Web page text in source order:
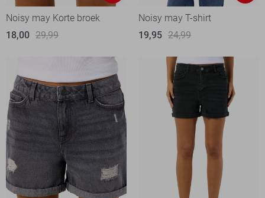
Noisy may Korte broek
18,00 29,99
Noisy may T-shirt
19,95 24,99